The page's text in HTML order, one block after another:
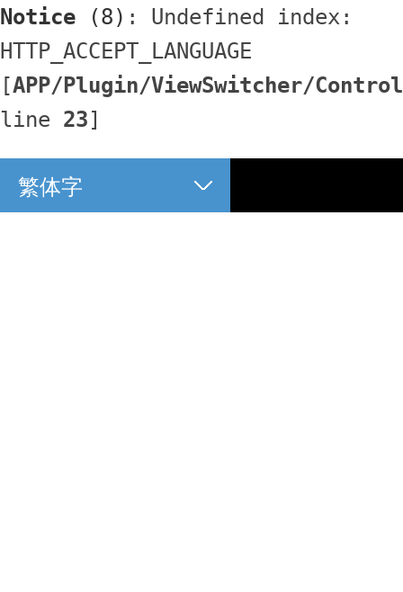
Notice (8) : Undefined index:
HTTP_ACCEPT_LANGUAGE
[APP/Plugin/ViewSwitcher/
line 23]
繁体字